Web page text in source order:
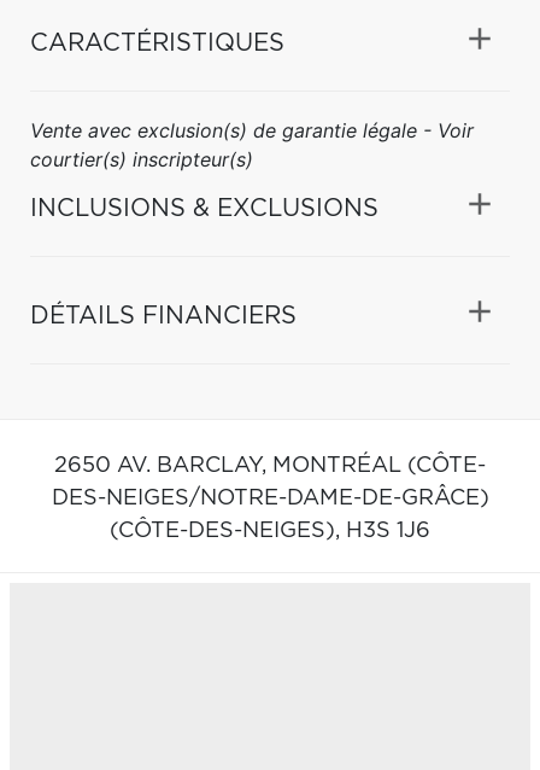
CARACTÉRISTIQUES
Vente avec exclusion(s) de garantie légale - Voir
courtier(s) inscripteur(s)
INCLUSIONS & EXCLUSIONS
DÉTAILS FINANCIERS
2650 AV. BARCLAY, MONTRÉAL (CÔTE-
DES-NEIGES/NOTRE-DAME-DE-GRÂCE)
(CÔTE-DES-NEIGES), H3S 1J6